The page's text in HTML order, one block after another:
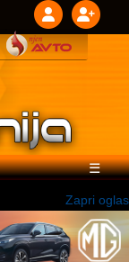
☰
Zapri oglas